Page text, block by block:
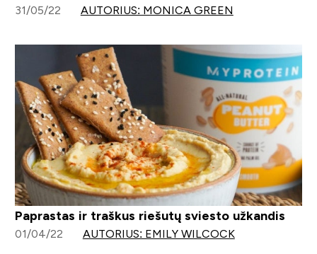
31/05/22 AUTORIUS: MONICA GREEN
Paprastas ir traškus riešutų sviesto užkandis
01/04/22 AUTORIUS: EMILY WILCOCK